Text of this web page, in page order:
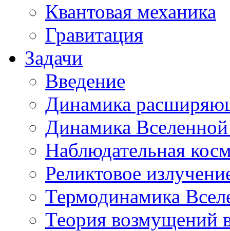
Квантовая механика
Гравитация
Задачи
Введение
Динамика
Динамика
Наблюдательная
Реликтовое
Термодинамика
Теория возмущений